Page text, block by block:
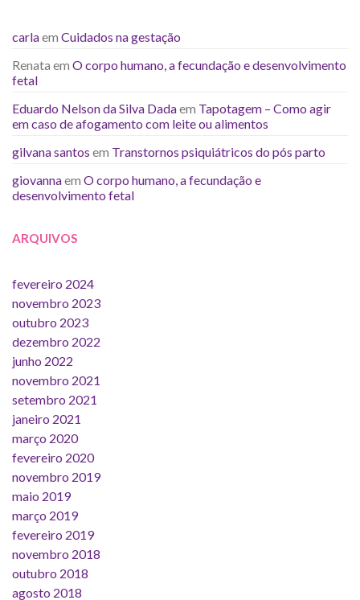
carlaem Cuidados na gestação
Renata em O corpo humano, a fecundação e desenvolvimento
fetal
Eduardo Nelson da Silva Dadaem Tapotagem – Como agir
em caso de afogamento com leite ou alimentos
gilvana santos em Transtornos psiquiátricos do pós parto
giovannaem O corpo humano, a fecundação e
desenvolvimento fetal
ARQUIVOS
fevereiro 2024
novembro 2023
outubro 2023
dezembro 2022
junho 2022
novembro 2021
setembro 2021
janeiro 2021
março 2020
fevereiro 2020
novembro 2019
maio 2019
março 2019
fevereiro 2019
novembro 2018
outubro 2018
agosto 2018